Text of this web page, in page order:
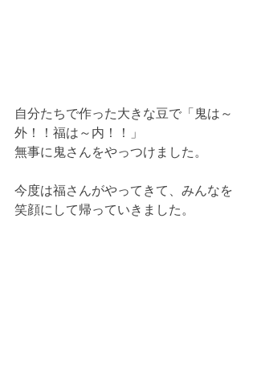
自分たちで作った大きな豆で「鬼は～
外！！福は～内！！」
無事に鬼さんをやっつけました。
今度は福さんがやってきて、みんなを
笑顔にして帰っていきました。